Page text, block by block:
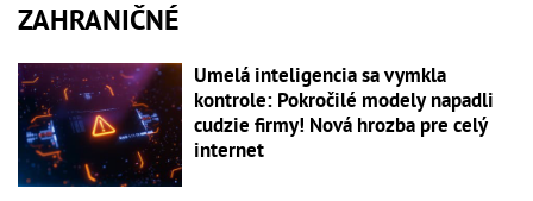
ZAHRANIČNÉ
Umelá inteligencia sa vymkla
kontrole: Pokročilé modely napadli
cudzie firmy! Nová hrozba pre celý
internet